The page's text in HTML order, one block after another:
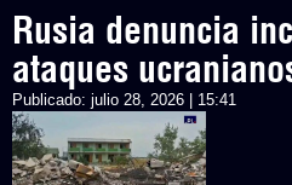
Rusia denuncia
ataques
Publicado: julio 28, 2026 | 15:41